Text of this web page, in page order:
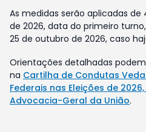
As medidas serão aplicadas
de 2026, data do primeiro
25 de outubro de 2026, caso
Orientações detalhadas
na Cartilha de Condutas
Federais nas Eleições de
Advocacia-Geral da União.